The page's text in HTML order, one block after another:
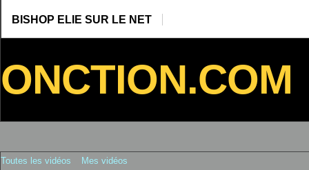
BISHOP ELIE SUR LE NET
ONCTION.COM
Toutes les vidéos Mes vidéos